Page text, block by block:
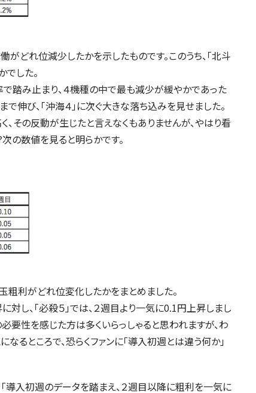
がどれ位減少したかを示したものです。このうち、「北斗
した。
で踏み止まり、４機種の中で最も減少が緩やかであった
伸び、「沖海４」に次ぐ大きな落ち込みを見せました。
その反動が生じたと言えなくもありませんが、やはり看
の数値を見ると明らかです。
粗利がどれ位変化したかをまとめました。
対し、「必殺５」では、２週目より一気に0.1円上昇しまし
要性を感じた方は多くいらっしゃると思われますが、わ
るところで、恐らくファンに「導入初週とは違う何か」
導入初週のデータを踏まえ、２週目以降に粗利を一気に